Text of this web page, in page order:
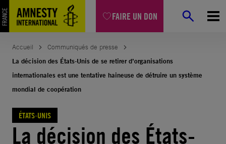
FAIRE UN DON
Aller
au
contenu
Accueil
Communiqués de presse
La décision des États-Unis de se retirer d’organisations
internationales est une tentative haineuse de détruire un système
mondial de coopération
ÉTATS-UNIS
La décision des États-